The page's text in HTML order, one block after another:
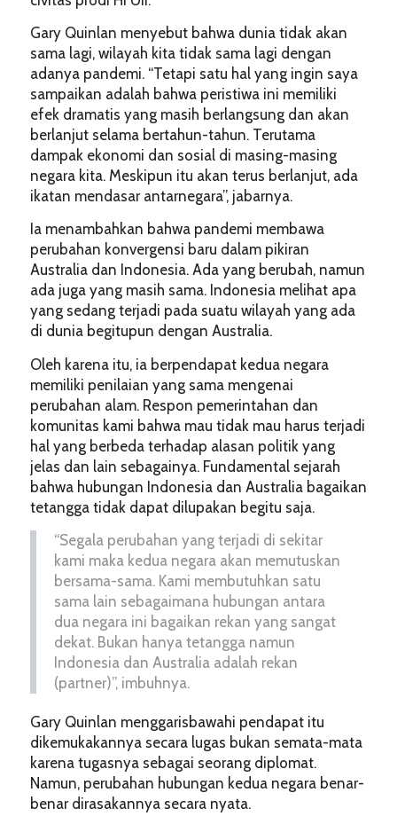
Gary Quinlan menyebut bahwa dunia tidak akan
sama lagi, wilayah kita tidak sama lagi dengan
adanya pandemi. “Tetapi satu hal yang ingin saya
sampaikan adalah bahwa peristiwa ini memiliki
efek dramatis yang masih berlangsung dan akan
berlanjut selama bertahun-tahun. Terutama
dampak ekonomi dan sosial di masing-masing
negara kita. Meskipun itu akan terus berlanjut, ada
ikatan mendasar antarnegara”, jabarnya.
Ia menambahkan bahwa pandemi membawa
perubahan konvergensi baru dalam pikiran
Australia dan Indonesia. Ada yang berubah, namun
ada juga yang masih sama. Indonesia melihat apa
yang sedang terjadi pada suatu wilayah yang ada
di dunia begitupun dengan Australia.
Oleh karena itu, ia berpendapat kedua negara
memiliki penilaian yang sama mengenai
perubahan alam. Respon pemerintahan dan
komunitas kami bahwa mau tidak mau harus terjadi
hal yang berbeda terhadap alasan politik yang
jelas dan lain sebagainya. Fundamental sejarah
bahwa hubungan Indonesia dan Australia bagaikan
tetangga tidak dapat dilupakan begitu saja.
“Segala perubahan yang terjadi di sekitar
kami maka kedua negara akan memutuskan
bersama-sama. Kami membutuhkan satu
sama lain sebagaimana hubungan antara
dua negara ini bagaikan rekan yang sangat
dekat. Bukan hanya tetangga namun
Indonesia dan Australia adalah rekan
(partner)”, imbuhnya.
Gary Quinlan menggarisbawahi pendapat itu
dikemukakannya secara lugas bukan semata-mata
karena tugasnya sebagai seorang diplomat.
Namun, perubahan hubungan kedua negara benar-
benar dirasakannya secara nyata.